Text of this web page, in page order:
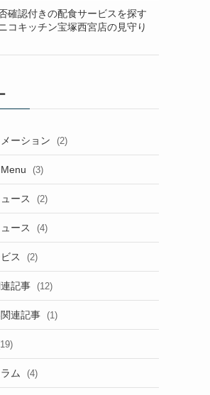
確認付きの配食サービスを探す
コキッチン宝塚西宮店の見守り
ーション (2)
(3)
ース (2)
ース (4)
ス (2)
記事 (12)
連記事 (1)
ム (4)